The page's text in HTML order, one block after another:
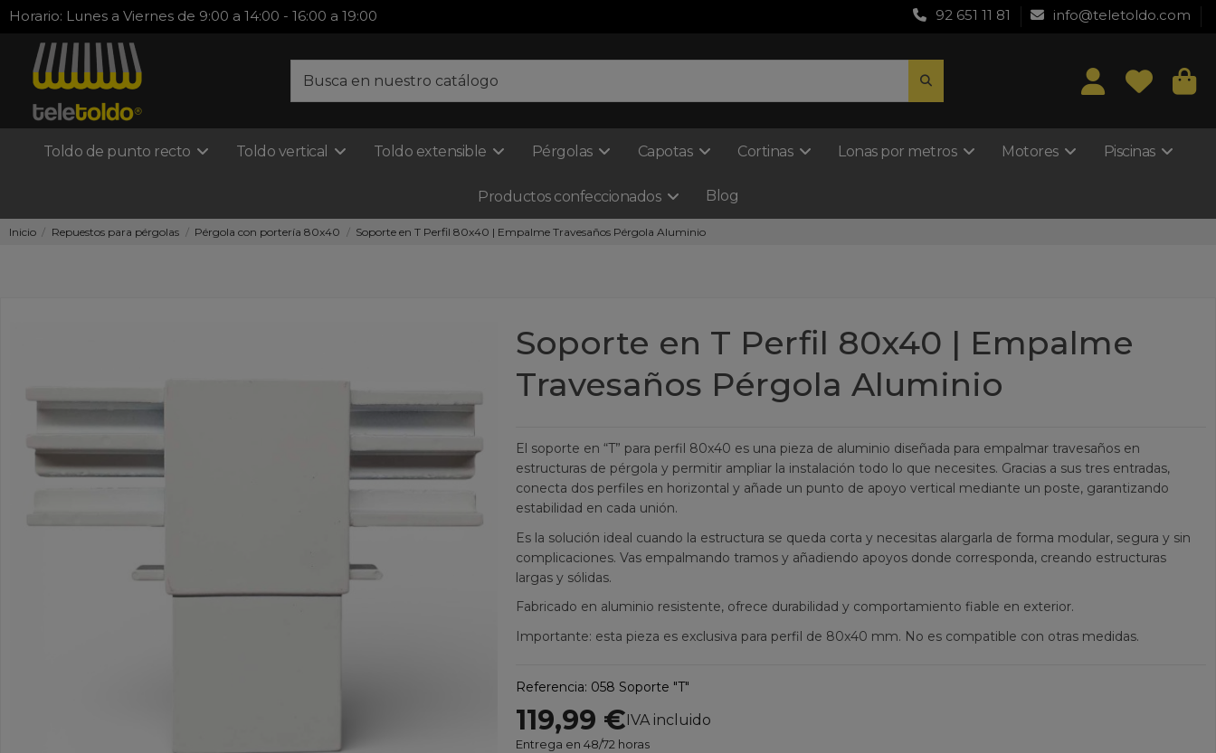
Horario: Lunes a Viernes de 9:00 a 14:00 - 16:00 a 19:00 92 651 11 81 info@teletoldo.com
Toldo de punto recto Toldo vertical Toldo extensible Pérgolas Capotas Cortinas Lonas por metros Motores Piscinas
Productos confeccionados Blog
Inicio Repuestos para pérgolas Pérgola con portería 80x40 Soporte en T Perfil 80x40 | Empalme Travesaños Pérgola Aluminio
Soporte en T Perfil 80x40 | Empalme
Travesaños Pérgola Aluminio
El soporte en “T” para perfil 80x40 es una pieza de aluminio diseñada para empalmar travesaños en
estructuras de pérgola y permitir ampliar la instalación todo lo que necesites. Gracias a sus tres entradas,
conecta dos perfiles en horizontal y añade un punto de apoyo vertical mediante un poste, garantizando
estabilidad en cada unión.
Es la solución ideal cuando la estructura se queda corta y necesitas alargarla de forma modular, segura y sin
complicaciones. Vas empalmando tramos y añadiendo apoyos donde corresponda, creando estructuras
largas y sólidas.
Fabricado en aluminio resistente, ofrece durabilidad y comportamiento fiable en exterior.
Importante: esta pieza es exclusiva para perfil de 80x40 mm. No es compatible con otras medidas.
Referencia: 058 Soporte "T"
119,99 €IVA incluido
Entrega en 48/72 horas